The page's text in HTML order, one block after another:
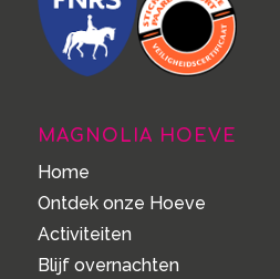
MAGNOLIA HOEVE
Home
Ontdek onze Hoeve
Activiteiten
Blijf overnachten